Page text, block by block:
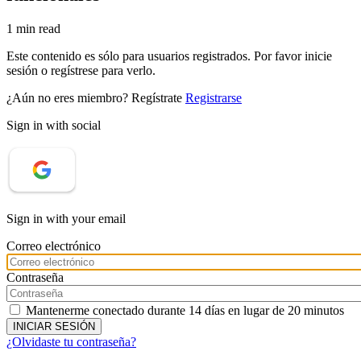
1 min read
Este contenido es sólo para usuarios registrados. Por favor inicie
sesión o regístrese para verlo.
¿Aún no eres miembro? Regístrate Registrarse
Sign in with social
Sign in with your email
Correo electrónico
Contraseña
Mantenerme conectado durante 14 días en lugar de 20 minutos
¿Olvidaste tu contraseña?